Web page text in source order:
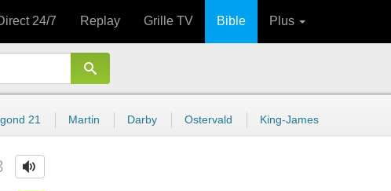
24/7 Replay Grille TV Bible Plus
21 Martin Darby Ostervald King-James